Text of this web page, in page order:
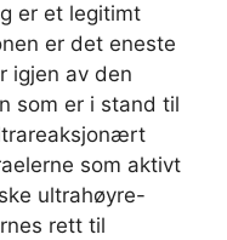
er et legitimt
er det eneste
igjen av den
som er i stand til
som aktivt
ultrahøyre-
rett til